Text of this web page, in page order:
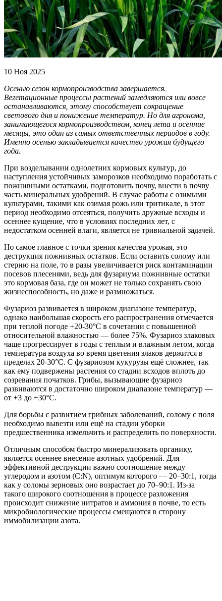
10 Ноя 2025
Осенью сезон кормопроизводства завершается.
Вегетационные процессы растений замедляются или вовсе
останавливаются, этому способствует сокращение
светового дня и понижение температур. Но для агронома,
занимающегося кормопроизводством, конец лета и осенние
месяцы, это один из самых ответственных периодов в году.
Именно осенью закладывается качество урожая будущего
года.
При возделывании однолетних кормовых культур, до
наступления устойчивых заморозков необходимо поработать с
пожнивными остатками, подготовить почву, внести в почву
часть минеральных удобрений. В случае работы с озимыми
культурами, такими как озимая рожь или тритикале, в этот
период необходимо отсеяться, получить дружные всходы и
осеннее кущение, что в условиях последних лет, с
недостатком осенней влаги, является не тривиальной задачей.
Но самое главное с точки зрения качества урожая, это
деструкция пожнивных остатков. Если оставить солому или
стерню на поле, то в разы увеличивается риск контаминации
посевов плесенями, ведь для фузариума пожнивные остатки
это кормовая база, где он может не только сохранять свою
жизнеспособность, но даже и размножаться.
Фузариоз развивается в широком диапазоне температур,
однако наибольшая скорость его распространения отмечается
при теплой погоде +20-30°С в сочетании с повышенной
относительной влажностью — более 75%. Фузариоз злаковых
чаще прогрессирует в годы с теплым и влажным летом, когда
температура воздуха во время цветения злаков держится в
пределах 20-30°С. С фузариозом кукурузы ещё сложнее, так
как ему подвержены растения со стадии всходов вплоть до
созревания початков. Грибы, вызывающие фузариоз
развиваются в достаточно широком диапазоне температур —
от +3 до +30°С.
Для борьбы с развитием грибных заболеваний, солому с поля
необходимо вывезти или ещё на стадии уборки
предшественника измельчить и распределить по поверхности.
Отличным способом быстро минерализовать органику,
является осеннее внесение азотных удобрений. Для
эффективной деструкции важно соотношение между
углеродом и азотом (С:N), оптимум которого — 20–30:1, тогда
как у соломы зерновых оно возрастает до 70–90:1. Из-за
такого широкого соотношения в процессе разложения
происходит снижение нитратов и аммония в почве, то есть
микробиологические процессы смещаются в сторону
иммобилизации азота.